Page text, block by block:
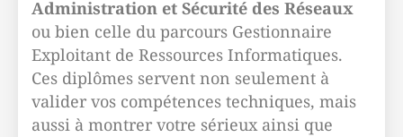
Administration et Sécurité des Réseaux
ou bien celle du parcours Gestionnaire
Exploitant de Ressources Informatiques.
Ces diplômes servent non seulement à
valider vos compétences techniques, mais
aussi à montrer votre sérieux ainsi que